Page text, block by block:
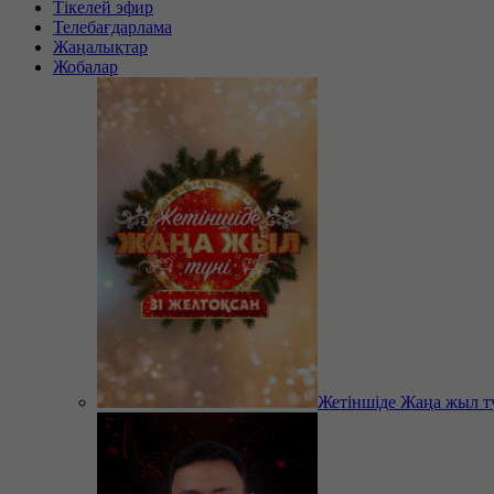
Тікелей эфир
Телебағдарлама
Жаңалықтар
Жобалар
Жетіншіде Жаңа жыл